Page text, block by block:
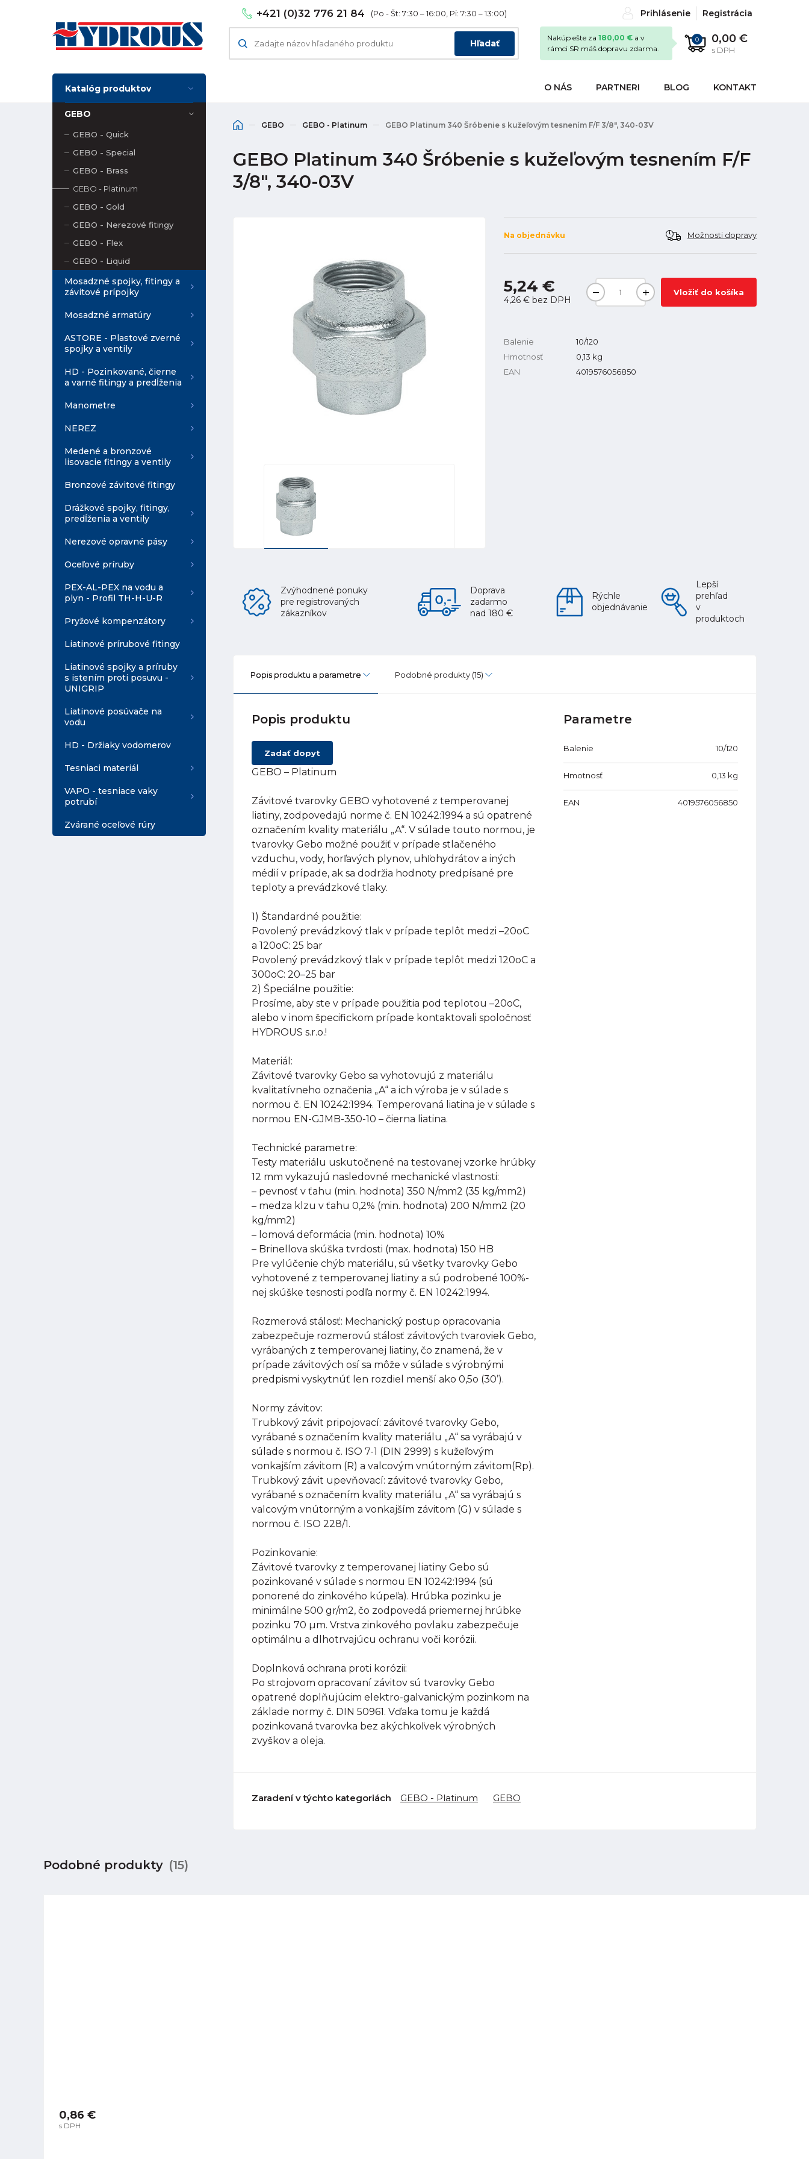
+421 (0)32 776 21 84 (Po - Št: 7:30 – 16:00, Pi: 7:30 – 13:00) Prihlásenie Registrácia
Hľadať 0 0,00 €
s DPH
Nakúp ešte za 180,00 € a v
rámci SR máš dopravu zdarma.
O NÁS PARTNERI BLOG KONTAKT
Katalóg produktov
GEBO
GEBO - Quick
GEBO - Special
GEBO - Brass
GEBO - Platinum
GEBO - Gold
GEBO - Nerezové fitingy
GEBO - Flex
GEBO - Liquid
Mosadzné spojky, fitingy a
závitové prípojky
Mosadzné armatúry
ASTORE - Plastové zverné
spojky a ventily
HD - Pozinkované, čierne
a varné fitingy a predĺženia
Manometre
NEREZ
Medené a bronzové
lisovacie fitingy a ventily
Bronzové závitové fitingy
Drážkové spojky, fitingy,
predĺženia a ventily
Nerezové opravné pásy
Oceľové príruby
PEX-AL-PEX na vodu a
plyn - Profil TH-H-U-R
Pryžové kompenzátory
Liatinové prírubové fitingy
Liatinové spojky a príruby
s istením proti posuvu -
UNIGRIP
Liatinové posúvače na
vodu
HD - Držiaky vodomerov
Tesniaci materiál
VAPO - tesniace vaky
potrubí
Zvárané oceľové rúry
GEBO GEBO - Platinum GEBO Platinum 340 Šróbenie s kužeľovým tesnením F/F 3/8", 340-03V
GEBO Platinum 340 Šróbenie s kužeľovým tesnením F/F
3/8", 340-03V
Na objednávku Možnosti dopravy
5,24 €
4,26 € bez DPH
Vložiť do košíka
Balenie
10/120
Hmotnosť
0,13 kg
EAN
4019576056850
Zvýhodnené ponuky
pre registrovaných
zákazníkov
Doprava
zadarmo
nad 180 €
Rýchle
objednávanie
Lepší
prehľad
v
produktoch
Popis produktu a parametre Podobné produkty (15)
Popis produktu
Zadať dopyt
GEBO – Platinum
Závitové tvarovky GEBO vyhotovené z temperovanej
liatiny, zodpovedajú norme č. EN 10242:1994 a sú opatrené
označením kvality materiálu „A“. V súlade touto normou, je
tvarovky Gebo možné použiť v prípade stlačeného
vzduchu, vody, horľavých plynov, uhľohydrátov a iných
médií v prípade, ak sa dodržia hodnoty predpísané pre
teploty a prevádzkové tlaky.
1) Štandardné použitie:
Povolený prevádzkový tlak v prípade teplôt medzi –20oC
a 120oC: 25 bar
Povolený prevádzkový tlak v prípade teplôt medzi 120oC a
300oC: 20–25 bar
2) Špeciálne použitie:
Prosíme, aby ste v prípade použitia pod teplotou –20oC,
alebo v inom špecifickom prípade kontaktovali spoločnosť
HYDROUS s.r.o.!
Materiál:
Závitové tvarovky Gebo sa vyhotovujú z materiálu
kvalitatívneho označenia „A“ a ich výroba je v súlade s
normou č. EN 10242:1994. Temperovaná liatina je v súlade s
normou EN-GJMB-350-10 – čierna liatina.
Technické parametre:
Testy materiálu uskutočnené na testovanej vzorke hrúbky
12 mm vykazujú nasledovné mechanické vlastnosti:
– pevnosť v ťahu (min. hodnota) 350 N/mm2 (35 kg/mm2)
– medza klzu v ťahu 0,2% (min. hodnota) 200 N/mm2 (20
kg/mm2)
– lomová deformácia (min. hodnota) 10%
– Brinellova skúška tvrdosti (max. hodnota) 150 HB
Pre vylúčenie chýb materiálu, sú všetky tvarovky Gebo
vyhotovené z temperovanej liatiny a sú podrobené 100%-
nej skúške tesnosti podľa normy č. EN 10242:1994.
Rozmerová stálosť: Mechanický postup opracovania
zabezpečuje rozmerovú stálosť závitových tvaroviek Gebo,
vyrábaných z temperovanej liatiny, čo znamená, že v
prípade závitových osí sa môže v súlade s výrobnými
predpismi vyskytnúť len rozdiel menší ako 0,5o (30’).
Normy závitov:
Trubkový závit pripojovací: závitové tvarovky Gebo,
vyrábané s označením kvality materiálu „A“ sa vyrábajú v
súlade s normou č. ISO 7-1 (DIN 2999) s kužeľovým
vonkajším závitom (R) a valcovým vnútorným závitom(Rp).
Trubkový závit upevňovací: závitové tvarovky Gebo,
vyrábané s označením kvality materiálu „A“ sa vyrábajú s
valcovým vnútorným a vonkajším závitom (G) v súlade s
normou č. ISO 228/1.
Pozinkovanie:
Závitové tvarovky z temperovanej liatiny Gebo sú
pozinkované v súlade s normou EN 10242:1994 (sú
ponorené do zinkového kúpeľa). Hrúbka pozinku je
minimálne 500 gr/m2, čo zodpovedá priemernej hrúbke
pozinku 70 µm. Vrstva zinkového povlaku zabezpečuje
optimálnu a dlhotrvajúcu ochranu voči korózii.
Doplnková ochrana proti korózii:
Po strojovom opracovaní závitov sú tvarovky Gebo
opatrené doplňujúcim elektro-galvanickým pozinkom na
základe normy č. DIN 50961. Vďaka tomu je každá
pozinkovaná tvarovka bez akýchkoľvek výrobných
zvyškov a oleja.
Parametre
Balenie 10/120
Hmotnosť 0,13 kg
EAN 4019576056850
Zaradení v týchto kategoriách GEBO - Platinum GEBO
Podobné produkty (15)
0,86 €
s DPH